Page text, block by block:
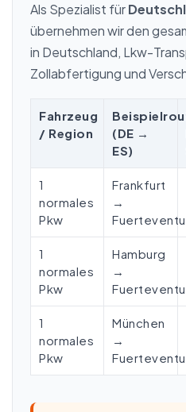
Als Spezialist für
übernehmen wir den
in Deutschland, Lkw-
Zollabfertigung und
Fahrzeug
/ Region
(DE →
ES)
1
normales
Pkw
Frankfurt
→
1
normales
Pkw
Hamburg
→
1
normales
Pkw
München
→